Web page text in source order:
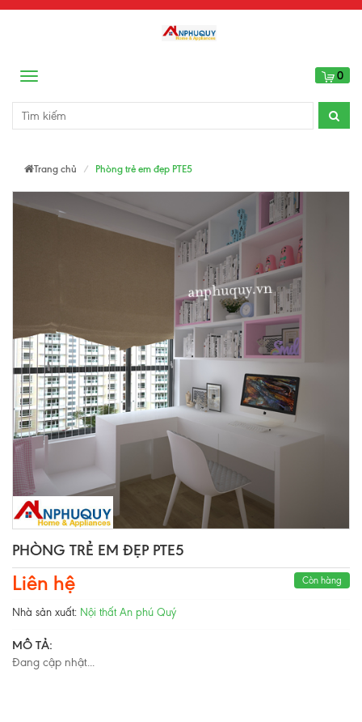
Menu 0
Trang chủ Phòng trẻ em đẹp PTE5
PHÒNG TRẺ EM ĐẸP PTE5
Liên hệ Còn hàng
Nhà sản xuất: Nội thất An phú Quý
MÔ TẢ:
Đang cập nhật...